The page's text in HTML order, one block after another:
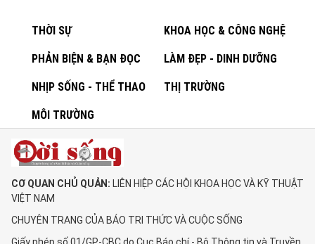
THỜI SỰ KHOA HỌC & CÔNG NGHỆ
PHẢN BIỆN & BẠN ĐỌC LÀM ĐẸP - DINH DƯỠNG
NHỊP SỐNG - THỂ THAO THỊ TRƯỜNG
MÔI TRƯỜNG
CƠ QUAN CHỦ QUẢN: LIÊN HIỆP CÁC HỘI KHOA HỌC VÀ KỸ THUẬT
VIỆT NAM
CHUYÊN TRANG CỦA BÁO TRI THỨC VÀ CUỘC SỐNG